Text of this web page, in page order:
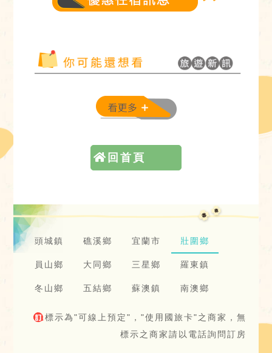
回首頁
頭城鎮 礁溪鄉 宜蘭市 壯圍鄉
員山鄉 大同鄉 三星鄉 羅東鎮
冬山鄉 五結鄉 蘇澳鎮 南澳鄉
標示為"可線上預定"，"使用國旅卡"之商家，無
標示之商家請以電話詢問訂房